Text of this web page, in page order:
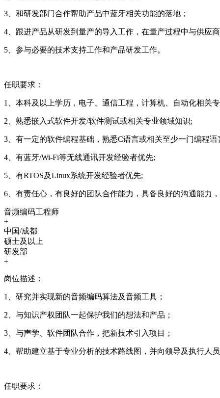
3、和研发部门合作帮助产品中蓝牙相关功能的落地；
4、跟进产品从研发到量产的导入工作，在量产过程中与供应
5、参与必要的技术支持工作和产品研发工作。
任职要求：
1、本科及以上学历，电子、通信工程，计算机、自动化相关
2、熟悉嵌入式软件开发/软件测试或相关专业领域知识;
3、有一定的软件编程基础，熟悉C语言或相关至少一门编程语
4、有蓝牙/Wi-Fi等无线通讯开发经验者优先;
5、有RTOS及Linux系统开发经验者优先;
6、有责任心，有良好的团队合作能力，具备良好的沟通能力
音频编码工程师
+
中国/成都
硕士及以上
研发部
+
岗位描述：
1、研究并实现新的音频编码算法及音频工具；
2、与知识产权团队一起保护我们的想法和产品；
3、与声学、软件团队合作，把新技术引入项目；
4、帮助建立基于专业分析的技术路线图，并向领导及执行人员
任职要求：